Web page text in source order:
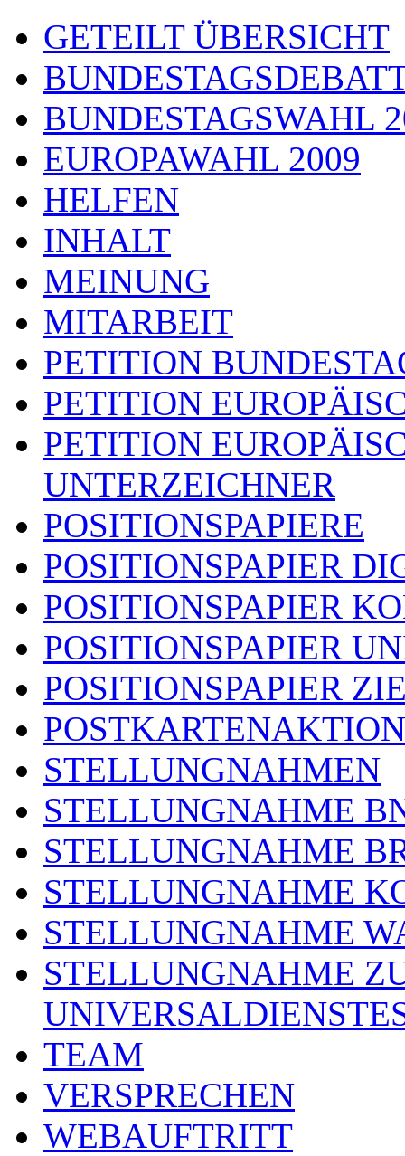
GETEILT ÜBERSICHT
BUNDESTAGSWAHL
EUROPAWAHL 2009
HELFEN
INHALT
MEINUNG
MITARBEIT
PETITION
PETITION
PETITION
UNTERZEICHNER
POSITIONSPAPIERE
POSITIONSPAPIER
POSITIONSPAPIER
POSITIONSPAPIER
POSITIONSPAPIER
POSTKARTENAKTION
STELLUNGNAHMEN
STELLUNGNAHME
STELLUNGNAHME
STELLUNGNAHME
STELLUNGNAHME
STELLUNGNAHME
TEAM
VERSPRECHEN
WEBAUFTRITT